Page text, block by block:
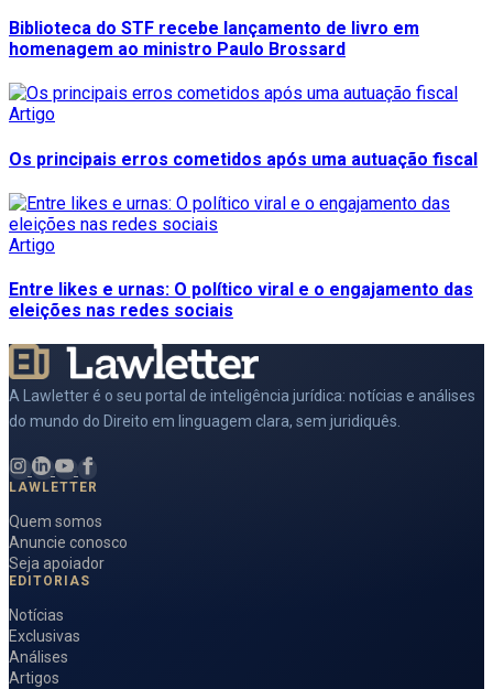
Biblioteca do STF recebe lançamento de livro em
homenagem ao ministro Paulo Brossard
Artigo
Os principais erros cometidos após uma autuação fiscal
Artigo
Entre likes e urnas: O político viral e o engajamento das
eleições nas redes sociais
A Lawletter é o seu portal de inteligência jurídica: notícias e análises
do mundo do Direito em linguagem clara, sem juridiquês.
LAWLETTER
Quem somos
Anuncie conosco
Seja apoiador
EDITORIAS
Notícias
Exclusivas
Análises
Artigos